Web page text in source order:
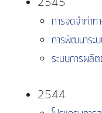
การจดจำท่า
การพัฒนาระ
ระบบการผลิ
2544